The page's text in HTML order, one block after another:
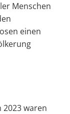
Menschen
einen
waren